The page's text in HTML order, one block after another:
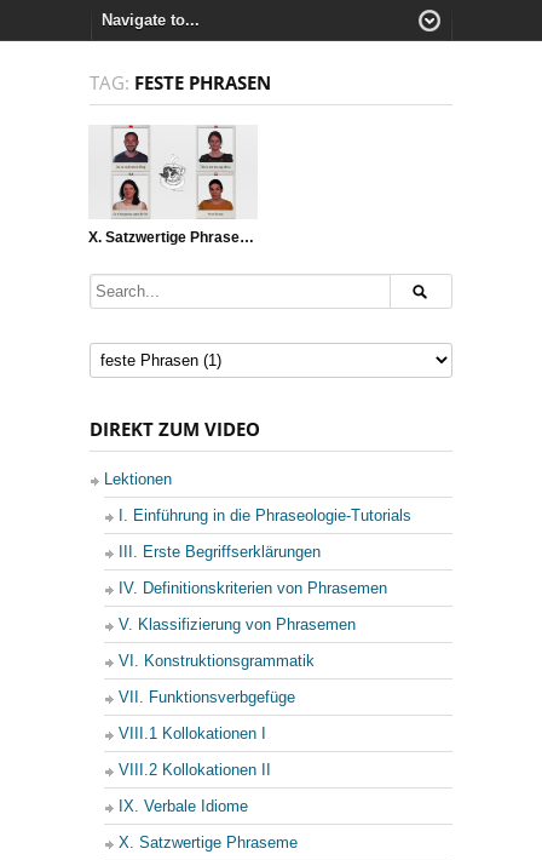
TAG: FESTE PHRASEN
X. Satzwertige Phraseme
DIREKT ZUM VIDEO
Lektionen
I. Einführung in die Phraseologie-Tutorials
III. Erste Begriffserklärungen
IV. Definitionskriterien von Phrasemen
V. Klassifizierung von Phrasemen
VI. Konstruktionsgrammatik
VII. Funktionsverbgefüge
VIII.1 Kollokationen I
VIII.2 Kollokationen II
IX. Verbale Idiome
X. Satzwertige Phraseme